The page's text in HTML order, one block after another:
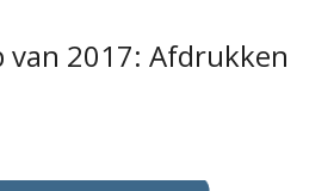
van 2017: Afdrukken